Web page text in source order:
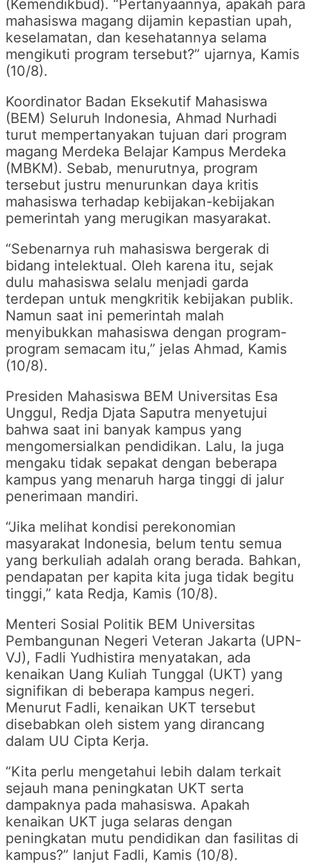
(Kemendikbud). “Pertanyaannya, apakah para
mahasiswa magang dijamin kepastian upah,
keselamatan, dan kesehatannya selama
mengikuti program tersebut?” ujarnya, Kamis
(10/8).
Koordinator Badan Eksekutif Mahasiswa
(BEM) Seluruh Indonesia, Ahmad Nurhadi
turut mempertanyakan tujuan dari program
magang Merdeka Belajar Kampus Merdeka
(MBKM). Sebab, menurutnya, program
tersebut justru menurunkan daya kritis
mahasiswa terhadap kebijakan-kebijakan
pemerintah yang merugikan masyarakat.
“Sebenarnya ruh mahasiswa bergerak di
bidang intelektual. Oleh karena itu, sejak
dulu mahasiswa selalu menjadi garda
terdepan untuk mengkritik kebijakan publik.
Namun saat ini pemerintah malah
menyibukkan mahasiswa dengan program-
program semacam itu,” jelas Ahmad, Kamis
(10/8).
Presiden Mahasiswa BEM Universitas Esa
Unggul, Redja Djata Saputra menyetujui
bahwa saat ini banyak kampus yang
mengomersialkan pendidikan. Lalu, Ia juga
mengaku tidak sepakat dengan beberapa
kampus yang menaruh harga tinggi di jalur
penerimaan mandiri.
“Jika melihat kondisi perekonomian
masyarakat Indonesia, belum tentu semua
yang berkuliah adalah orang berada. Bahkan,
pendapatan per kapita kita juga tidak begitu
tinggi,” kata Redja, Kamis (10/8).
Menteri Sosial Politik BEM Universitas
Pembangunan Negeri Veteran Jakarta (UPN-
VJ), Fadli Yudhistira menyatakan, ada
kenaikan Uang Kuliah Tunggal (UKT) yang
signifikan di beberapa kampus negeri.
Menurut Fadli, kenaikan UKT tersebut
disebabkan oleh sistem yang dirancang
dalam UU Cipta Kerja.
“Kita perlu mengetahui lebih dalam terkait
sejauh mana peningkatan UKT serta
dampaknya pada mahasiswa. Apakah
kenaikan UKT juga selaras dengan
peningkatan mutu pendidikan dan fasilitas di
kampus?” lanjut Fadli, Kamis (10/8).